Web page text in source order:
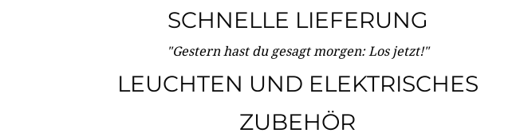
SCHNELLE LIEFERUNG
"Gestern hast du gesagt morgen: Los jetzt!"
LEUCHTEN UND ELEKTRISCHES
ZUBEHÖR